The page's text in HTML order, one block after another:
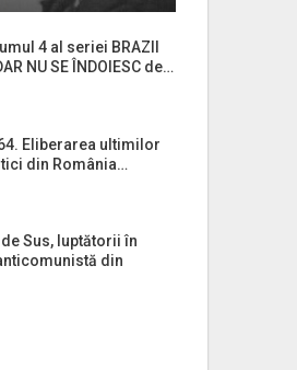
4 al seriei BRAZII
NU SE ÎNDOIESC de…
Eliberarea ultimilor
din România…
de Sus, luptătorii în
din